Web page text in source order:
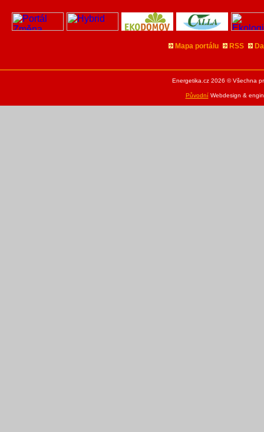
Mapa portálu RSS
Energetika.cz 2026 © Všechna
PůvodníWebdesign &